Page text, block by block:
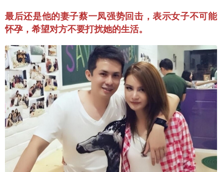
最后还是他的妻子蔡一凤强势回击，表示女子不可能
怀孕，希望对方不要打扰她的生活。